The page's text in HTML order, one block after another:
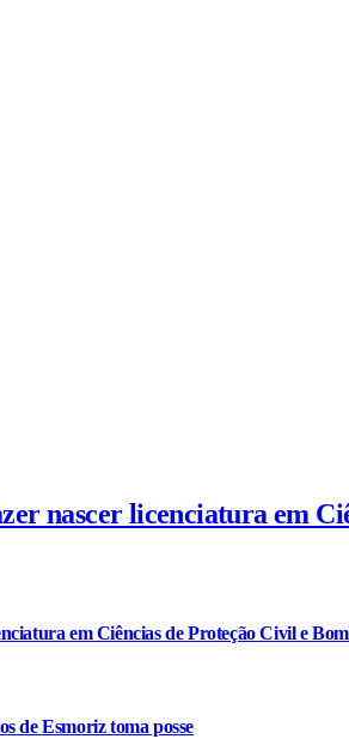
nascer licenciatura em
em Ciências de Proteção Civil e
de Esmoriz toma posse